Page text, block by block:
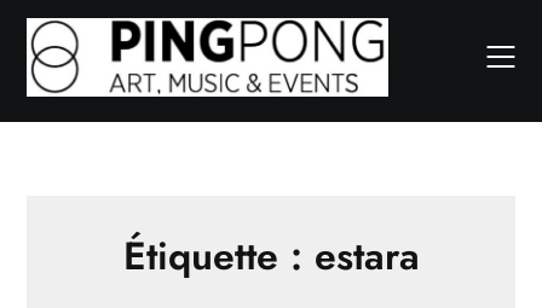
Skip
content
Étiquette : estara